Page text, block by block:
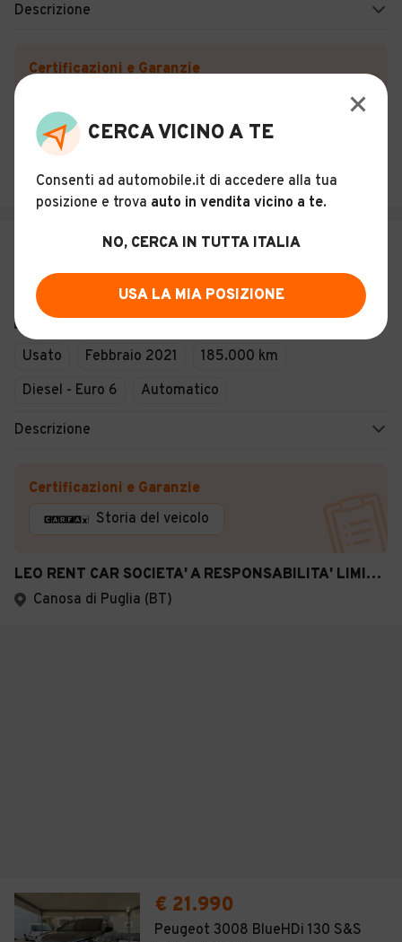
Descrizione
Certificazioni e Garanzie
Bolzano (BZ)
24
€ 17.500
Peugeot 3008 BlueHDi 130 S&S
Business
Usato Febbraio 2021
185.000 km
Diesel - Euro 6
Automatico
Descrizione
Certificazioni e Garanzie
Storia del veicolo
LEO RENT CAR SOCIETA' A RESPONSABILITA' LIMITATA SEMPLIFICATA
Canosa di Puglia (BT)
€ 21.990
Peugeot 3008 BlueHDi 130 S&S
CERCA VICINO A TE
Consenti ad automobile.it di accedere alla tua
posizione e trova auto in vendita vicino a te.
NO, CERCA IN TUTTA ITALIA
USA LA MIA POSIZIONE